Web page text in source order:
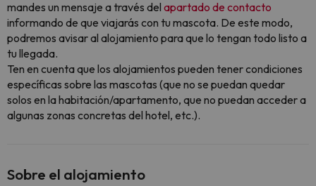
mandes un mensaje a través del apartado de contacto
informando de que viajarás con tu mascota. De este modo,
podremos avisar al alojamiento para que lo tengan todo listo a
tu llegada.
Ten en cuenta que los alojamientos pueden tener condiciones
específicas sobre las mascotas (que no se puedan quedar
solos en la habitación/apartamento, que no puedan acceder a
algunas zonas concretas del hotel, etc.).
Sobre el alojamiento